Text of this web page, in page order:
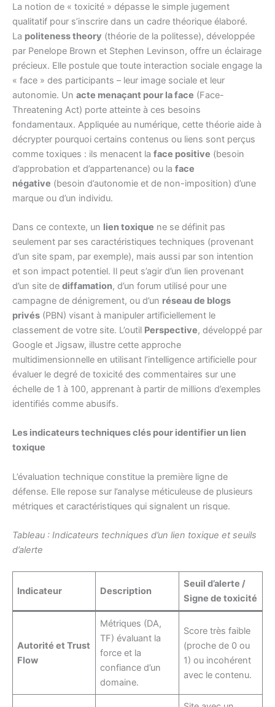
La notion de « toxicité » dépasse le simple jugement
qualitatif pour s’inscrire dans un cadre théorique élaboré.
La politeness theory (théorie de la politesse), développée
par Penelope Brown et Stephen Levinson, offre un éclairage
précieux. Elle postule que toute interaction sociale engage la
« face » des participants – leur image sociale et leur
autonomie. Un acte menaçant pour la face (Face-
Threatening Act) porte atteinte à ces besoins
fondamentaux. Appliquée au numérique, cette théorie aide à
décrypter pourquoi certains contenus ou liens sont perçus
comme toxiques : ils menacent la face positive (besoin
d’approbation et d’appartenance) ou la face
négative (besoin d’autonomie et de non-imposition) d’une
marque ou d’un individu.
Dans ce contexte, un lien toxique ne se définit pas
seulement par ses caractéristiques techniques (provenant
d’un site spam, par exemple), mais aussi par son intention
et son impact potentiel. Il peut s’agir d’un lien provenant
d’un site de diffamation, d’un forum utilisé pour une
campagne de dénigrement, ou d’un réseau de blogs
privés (PBN) visant à manipuler artificiellement le
classement de votre site. L’outil Perspective, développé par
Google et Jigsaw, illustre cette approche
multidimensionnelle en utilisant l’intelligence artificielle pour
évaluer le degré de toxicité des commentaires sur une
échelle de 1 à 100, apprenant à partir de millions d’exemples
identifiés comme abusifs.
Les indicateurs techniques clés pour identifier un lien
toxique
L’évaluation technique constitue la première ligne de
défense. Elle repose sur l’analyse méticuleuse de plusieurs
métriques et caractéristiques qui signalent un risque.
Tableau : Indicateurs techniques d’un lien toxique et seuils
d’alerte
Indicateur Description
Seuil d’alerte /
Signe de toxicité
Autorité et Trust
Flow
Métriques (DA,
TF) évaluant la
force et la
confiance d’un
domaine.
Score très faible
(proche de 0 ou
1) ou incohérent
avec le contenu.